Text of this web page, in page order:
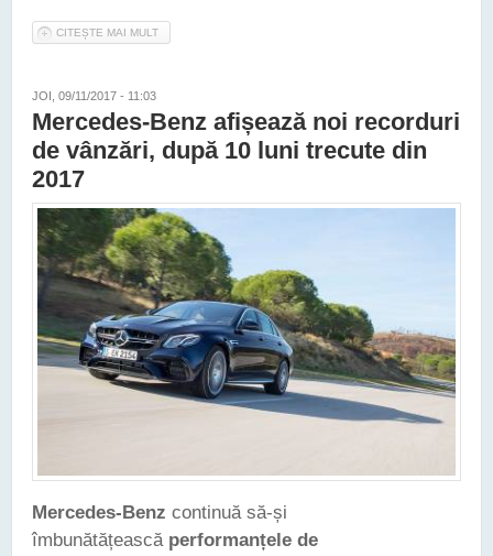
CITEȘTE MAI MULT
JOI, 09/11/2017 - 11:03
Mercedes-Benz afișează noi recorduri
de vânzări, după 10 luni trecute din
2017
Mercedes-Benz continuă să-și
îmbunătățească performanțele de